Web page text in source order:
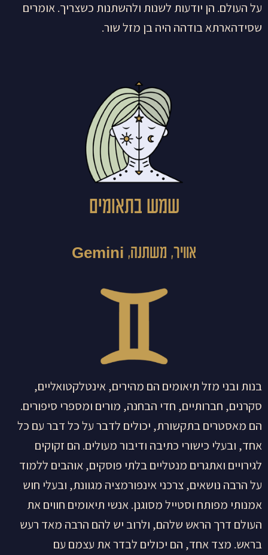
על העולם. הן יודעות לשנות ולהשתנות כשצריך. אומרים
שסידהארתא בודהה היה בן מזל שור.
שמש בתאומים
אוויר, משתנה, Gemini
בנות ובני מזל תיאומים הם מהירים, אינטלקטואליים,
סקרנים, חברותיים, חדי הבחנה, מורים ומספרי סיפורים.
הם מאסטרים בתקשורת, יכולים לדבר על כל דבר עם כל
אחד, ובעלי כישורי כתיבה ודיבור מעולים. הם זקוקים
לגירויים ואתגרים מנטליים בלתי פוסקים, אוהבים ללמוד
על הרבה נושאים, צרכני אינפורמציה מגוונת, ובעלי חוש
אמנותי מפותח וסטייל מסוגנן. אנשי תיאומים חווים את
העולם דרך הראש שלהם, ולרוב יש להם הרבה מאד רעש
בראש. מצד אחד, הם יכולים לבדר את עצמם עם